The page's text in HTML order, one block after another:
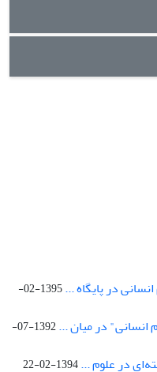
در پایگاه ...
1395-02-
انسانی" در میان ...
1392-07-
در علوم ...1394-02-22